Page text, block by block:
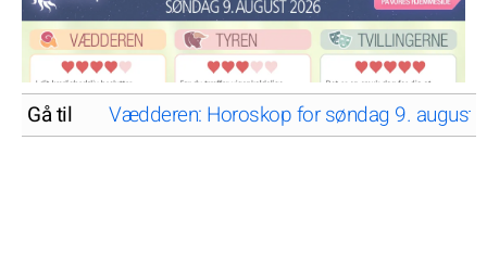
Gå til Vædderen: Horoskop for søndag 9. august